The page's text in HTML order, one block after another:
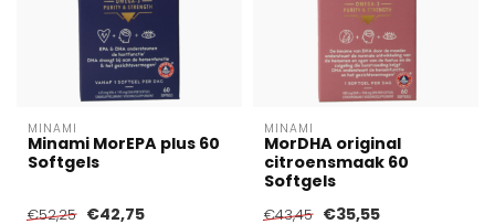
MINAMI
Minami MorEPA plus 60
Softgels
€52,25 €42,75
MINAMI
MorDHA original
citroensmaak 60
Softgels
€43,45 €35,55